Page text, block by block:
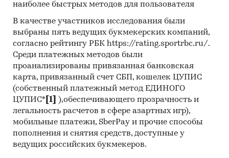
оценки экспертов сельскохозяйственной
отрасли
Категории: Потребительские товары / ... /
Фрукты
наиболее быстрых методов для пользователя
В качестве участников исследования были
выбраны пять ведущих букмекерских компаний,
согласно рейтингу РБК https://rating.sportrbc.ru/.
Среди платежных методов были
проанализированы привязанная банковская
карта, привязанный счет СБП, кошелек ЦУПИС
(собственный платежный метод ЕДИНОГО
ЦУПИС* [1]
),обеспечивающего прозрачность и
легальность расчетов в сфере азартных игр),
мобильные платежи, SberPay и прочие способы
пополнения и снятия средств, доступные у
ведущих российских букмекеров.